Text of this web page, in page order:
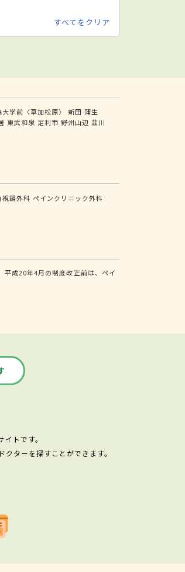
すべてをクリア
学前〈草加松原〉 新田 蒲生
東武和泉 足利市 野州山辺 韮川
視鏡外科 ペインクリニック外科
平成20年4月の制度改正前は、ペイ
トです。
ターを探すことができます。